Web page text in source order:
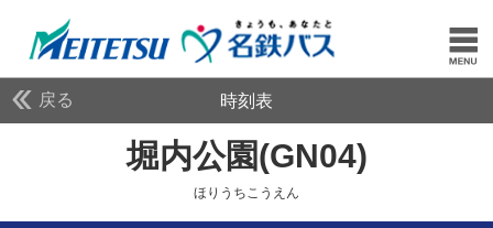
戻る 時刻表
堀内公園(GN04)
ほりうちこうえん